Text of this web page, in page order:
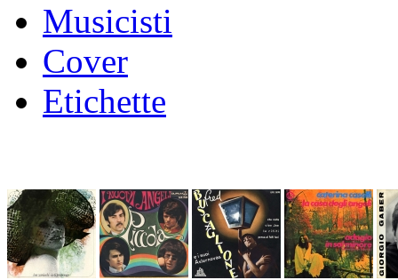
Musicisti
Cover
Etichette